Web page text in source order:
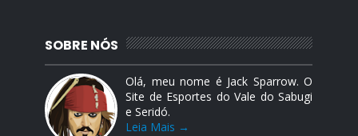
SOBRE NÓS
Olá, meu nome é Jack Sparrow. O
Site de Esportes do Vale do Sabugi
e Seridó.
Leia Mais →